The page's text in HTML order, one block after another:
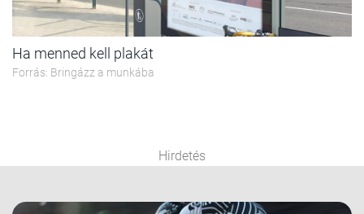
Ha menned kell plakát
Forrás: Bringázz a munkába
Hirdetés